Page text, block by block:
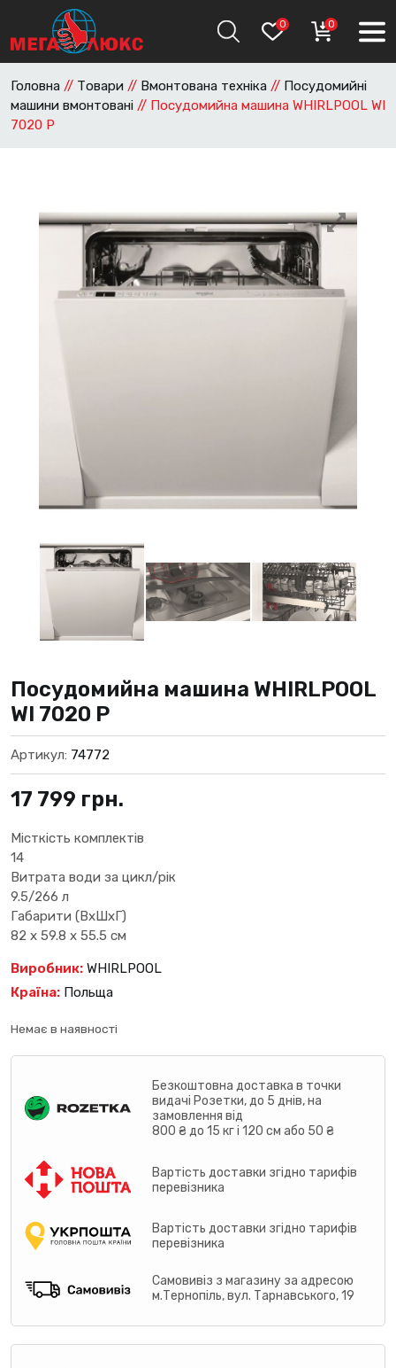
0 0
Головна // Товари // Вмонтована техніка // Посудомийні
машини вмонтовані // Посудомийна машина WHIRLPOOL WI
7020 P
Посудомийна машина WHIRLPOOL
WI 7020 P
Артикул: 74772
17 799 грн.
Місткість комплектів
14
Витрата води за цикл/рік
9.5/266 л
Габарити (ВхШхГ)
82 х 59.8 х 55.5 см
Виробник: WHIRLPOOL
Країна: Польща
Немає в наявності
Безкоштовна доставка в точки
видачі Розетки, до 5 днів, на
замовлення від
800 ₴ до 15 кг і 120 см або 50 ₴
Вартість доставки згідно тарифів
перевізника
Вартість доставки згідно тарифів
перевізника
Самовивіз з магазину за адресою
м.Тернопіль, вул. Тарнавського, 19